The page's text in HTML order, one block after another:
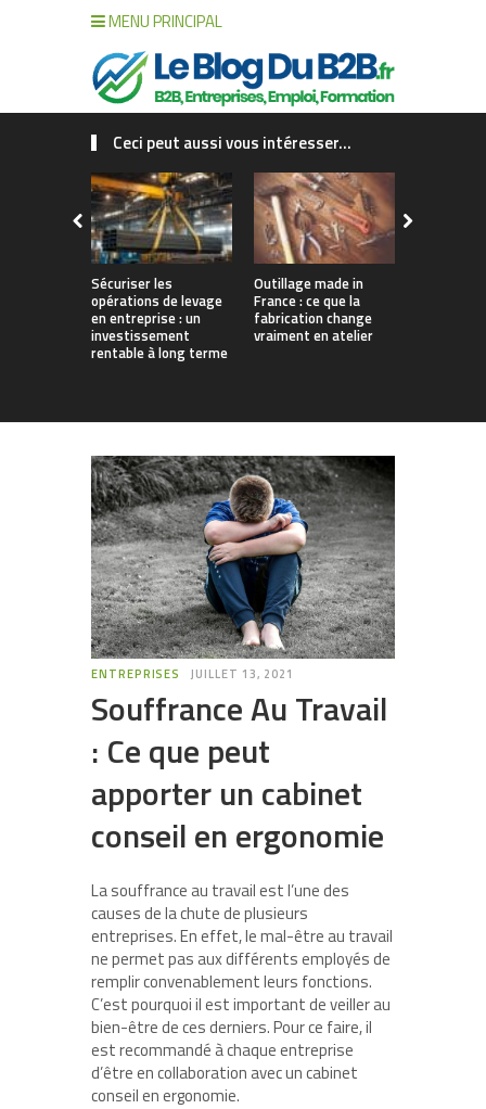
MENU PRINCIPAL
Ceci peut aussi vous intéresser...
Sécuriser les
opérations de levage
en entreprise : un
investissement
rentable à long terme
Outillage made in
France : ce que la
fabrication change
vraiment en atelier
ENTREPRISES JUILLET 13, 2021
Souffrance Au Travail
: Ce que peut
apporter un cabinet
conseil en ergonomie
La souffrance au travail est l’une des
causes de la chute de plusieurs
entreprises. En effet, le mal-être au travail
ne permet pas aux différents employés de
remplir convenablement leurs fonctions.
C’est pourquoi il est important de veiller au
bien-être de ces derniers. Pour ce faire, il
est recommandé à chaque entreprise
d’être en collaboration avec un cabinet
conseil en ergonomie.